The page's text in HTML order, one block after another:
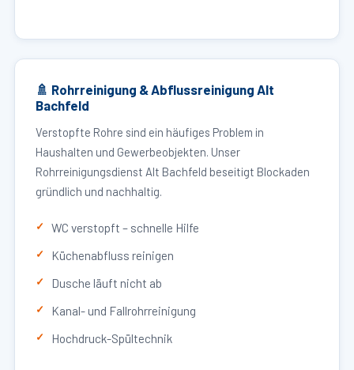
🚿 Rohrreinigung & Abflussreinigung Alt
Bachfeld
Verstopfte Rohre sind ein häufiges Problem in
Haushalten und Gewerbeobjekten. Unser
Rohrreinigungsdienst Alt Bachfeld beseitigt Blockaden
gründlich und nachhaltig.
WC verstopft – schnelle Hilfe
Küchenabfluss reinigen
Dusche läuft nicht ab
Kanal- und Fallrohrreinigung
Hochdruck-Spültechnik